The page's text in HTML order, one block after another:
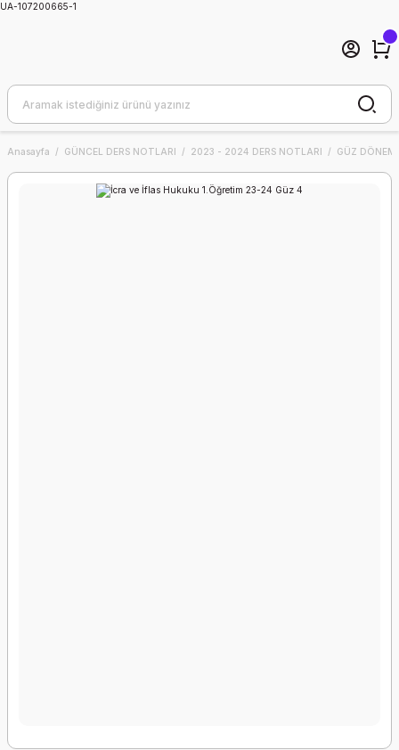
UA-107200665-1
Anasayfa GÜNCEL DERS NOTLARI 2023 - 2024 DERS NOTLARI GÜZ DÖNEMİ